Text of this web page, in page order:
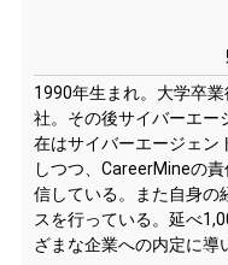
1990年生まれ。大学卒
社。その後サイバーエー
在はサイバーエージェン
しつつ、CareerMineの
信している。また自身の
スを行っている。延べ
ざまな企業への内定に導